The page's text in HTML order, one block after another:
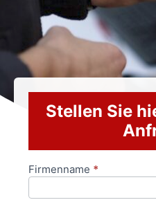
Stellen Sie
Anfrageformular
Firmenname *